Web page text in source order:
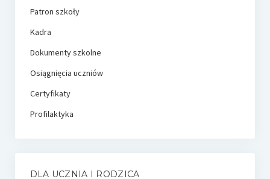
Patron szkoły
Kadra
Dokumenty szkolne
Osiągnięcia uczniów
Certyfikaty
Profilaktyka
DLA UCZNIA I RODZICA